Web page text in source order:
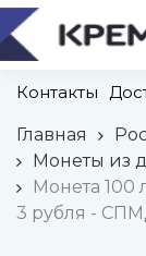
Контакты
Главная
Монеты из
Монета 100
3 рубля -